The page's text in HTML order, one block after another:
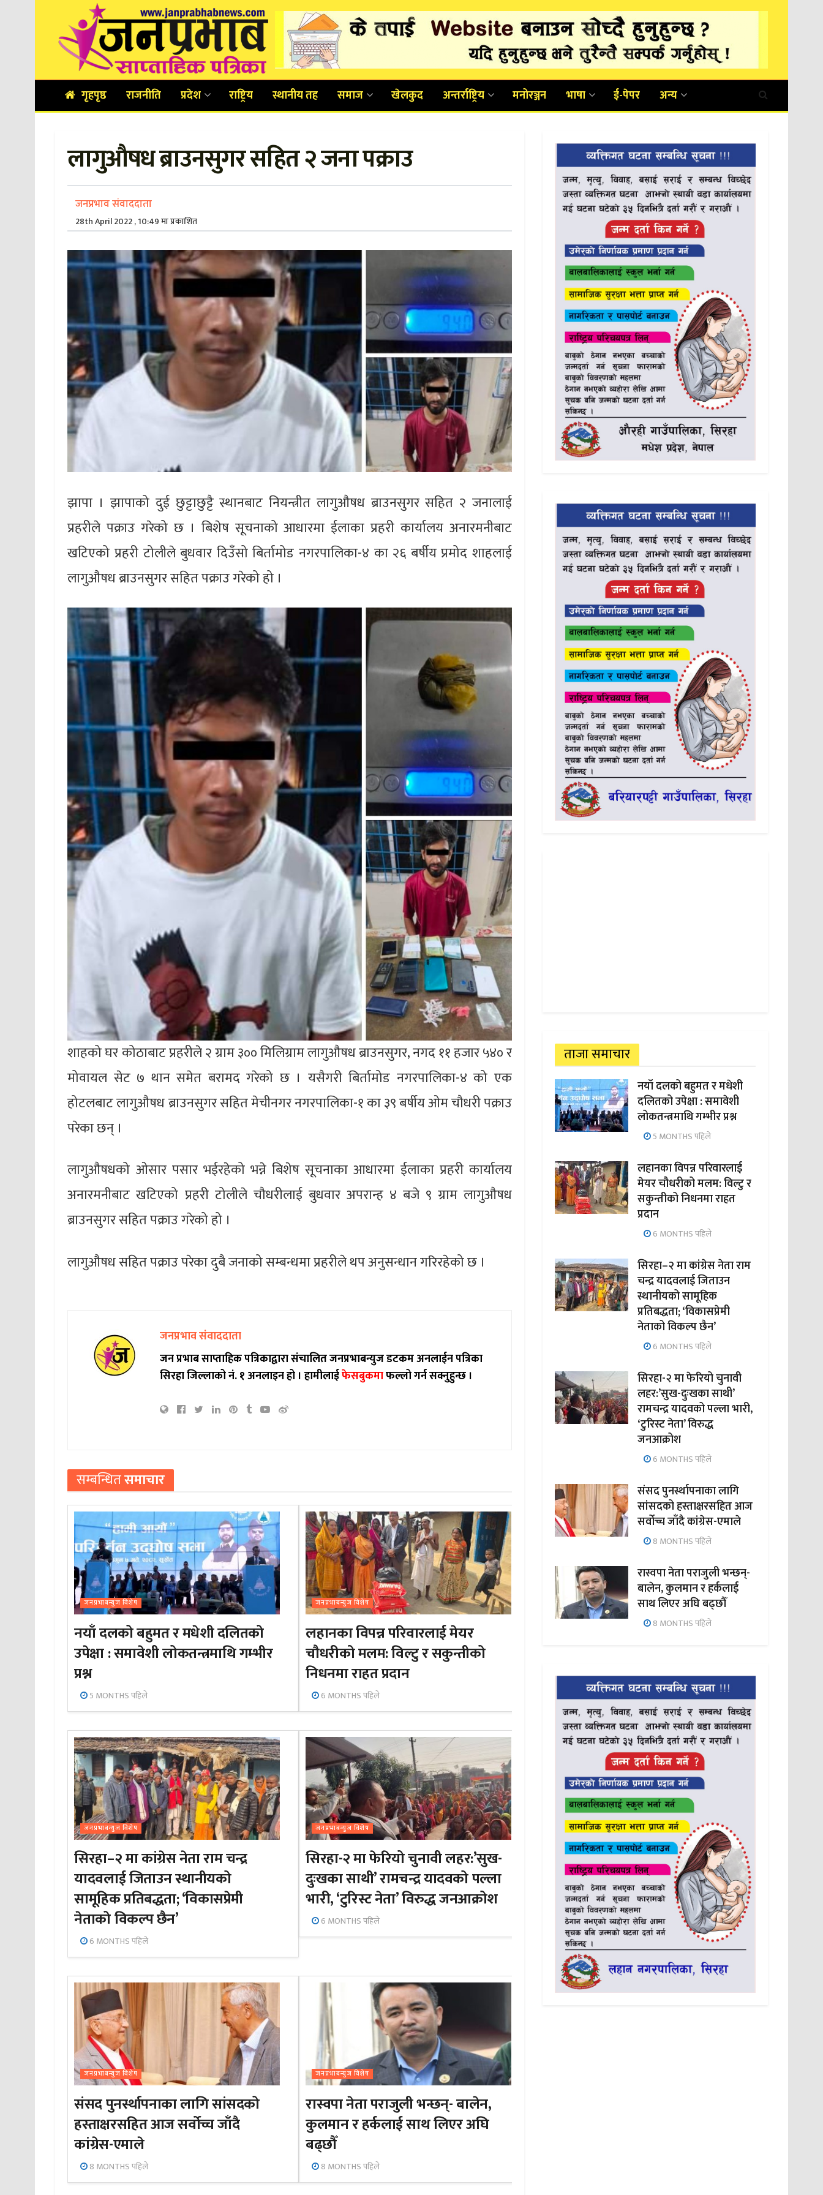
गृहपृष्ठ राजनीति प्रदेश राष्ट्रिय स्थानीय तह समाज खेलकुद अन्तर्राष्ट्रिय मनोरञ्जन भाषा ई-पेपर अन्य
लागुऔषध ब्राउनसुगर सहित २ जना पक्राउ
जनप्रभाव संवाददाता
28th April 2022 , 10:49 मा प्रकाशित
झापा । झापाको दुई छुट्टाछुट्टै स्थानबाट नियन्त्रीत लागुऔषध ब्राउनसुगर सहित २ जनालाई
प्रहरीले पक्राउ गरेको छ । बिशेष सूचनाको आधारमा ईलाका प्रहरी कार्यालय अनारमनीबाट
खटिएको प्रहरी टोलीले बुधवार दिउँसो बिर्तामोड नगरपालिका-४ का २६ बर्षीय प्रमोद शाहलाई
लागुऔषध ब्राउनसुगर सहित पक्राउ गरेको हो ।
शाहको घर कोठाबाट प्रहरीले २ ग्राम ३०० मिलिग्राम लागुऔषध ब्राउनसुगर, नगद ११ हजार ५४० र
मोवायल सेट ७ थान समेत बरामद गरेको छ । यसैगरी बिर्तामोड नगरपालिका-४ को एक
होटलबाट लागुऔषध ब्राउनसुगर सहित मेचीनगर नगरपालिका-१ का ३९ बर्षीय ओम चौधरी पक्राउ
परेका छन् ।
लागुऔषधको ओसार पसार भईरहेको भन्ने बिशेष सूचनाका आधारमा ईलाका प्रहरी कार्यालय
अनारमनीबाट खटिएको प्रहरी टोलीले चौधरीलाई बुधवार अपरान्ह ४ बजे ९ ग्राम लागुऔषध
ब्राउनसुगर सहित पक्राउ गरेको हो ।
लागुऔषध सहित पक्राउ परेका दुबै जनाको सम्बन्धमा प्रहरीले थप अनुसन्धान गरिरहेको छ ।
जनप्रभाव संवाददाता
जन प्रभाब साप्ताहिक पत्रिकाद्वारा संचालित जनप्रभाबन्युज डटकम अनलाईन पत्रिका
सिरहा जिल्लाको नं. १ अनलाइन हो ।हामीलाईफेसबुकमाफल्लो गर्न सक्नुहुन्छ ।
सम्बन्धितसमाचार
जनप्रभाबन्युज विशेष
नयाँ दलको बहुमत र मधेशी दलितको
उपेक्षा : समावेशी लोकतन्त्रमाथि गम्भीर
प्रश्न
5 MONTHS पहिले
जनप्रभाबन्युज विशेष
लहानका विपन्न परिवारलाई मेयर
चौधरीको मलम: विल्टु र सकुन्तीको
निधनमा राहत प्रदान
6 MONTHS पहिले
जनप्रभाबन्युज विशेष
सिरहा–२ मा कांग्रेस नेता राम चन्द्र
यादवलाई जिताउन स्थानीयको
सामूहिक प्रतिबद्धता; ‘विकासप्रेमी
नेताको विकल्प छैन’
6 MONTHS पहिले
जनप्रभाबन्युज विशेष
सिरहा-२ मा फेरियो चुनावी लहर:’सुख-
दुःखका साथी’ रामचन्द्र यादवको पल्ला
भारी, ‘टुरिस्ट नेता’ विरुद्ध जनआक्रोश
6 MONTHS पहिले
जनप्रभाबन्युज विशेष
संसद पुनर्स्थापनाका लागि सांसदको
हस्ताक्षरसहित आज सर्वोच्च जाँदै
कांग्रेस-एमाले
8 MONTHS पहिले
जनप्रभाबन्युज विशेष
रास्वपा नेता पराजुली भन्छन्- बालेन,
कुलमान र हर्कलाई साथ लिएर अघि
बढ्छौँ
8 MONTHS पहिले
ताजा समाचार
नयाँ दलको बहुमत र मधेशी
दलितको उपेक्षा : समावेशी
लोकतन्त्रमाथि गम्भीर प्रश्न
5 MONTHS पहिले
लहानका विपन्न परिवारलाई
मेयर चौधरीको मलम: विल्टु र
सकुन्तीको निधनमा राहत
प्रदान
6 MONTHS पहिले
सिरहा–२ मा कांग्रेस नेता राम
चन्द्र यादवलाई जिताउन
स्थानीयको सामूहिक
प्रतिबद्धता; ‘विकासप्रेमी
नेताको विकल्प छैन’
6 MONTHS पहिले
सिरहा-२ मा फेरियो चुनावी
लहर:’सुख-दुःखका साथी’
रामचन्द्र यादवको पल्ला भारी,
‘टुरिस्ट नेता’ विरुद्ध
जनआक्रोश
6 MONTHS पहिले
संसद पुनर्स्थापनाका लागि
सांसदको हस्ताक्षरसहित आज
सर्वोच्च जाँदै कांग्रेस-एमाले
8 MONTHS पहिले
रास्वपा नेता पराजुली भन्छन्-
बालेन, कुलमान र हर्कलाई
साथ लिएर अघि बढ्छौँ
8 MONTHS पहिले